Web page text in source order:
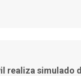
realiza simulado